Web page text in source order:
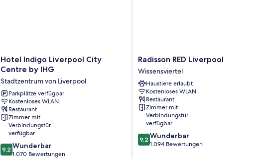
Hotel
Indigo
City
Centre
by
IHG
Stadtzentrum
von
Liverpool
Hotel Indigo Liverpool City
Centre by IHG
Stadtzentrum von Liverpool
Parkplätze verfügbar
Kostenloses WLAN
Restaurant
Zimmer mit
Verbindungstür
verfügbar
9.2
von
9,2 Wunderbar
1.070 Bewertungen
Radisson
RED
Liverpool
Wissensviertel
Radisson RED Liverpool
Wissensviertel
Haustiere erlaubt
Kostenloses WLAN
Restaurant
Zimmer mit
Verbindungstür
verfügbar
9.2
von
9,2 Wunderbar
1.094 Bewertungen